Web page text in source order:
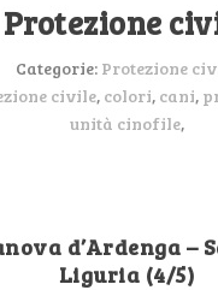
Protezione
Categorie: Protezione
civile, colori, cani,
unità cinofile,
d’Ardenga –
Liguria (4/5)